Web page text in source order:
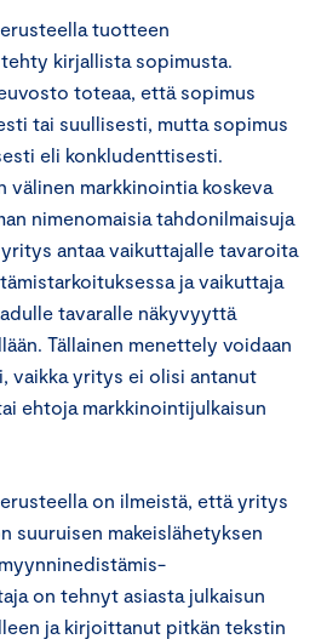
tuotteen
kirjallista sopimusta.
toteaa, että sopimus
tai suullisesti, mutta sopimus
eli konkludenttisesti.
välinen markkinointia koskeva
nimenomaisia tahdonilmaisuja
antaa vaikuttajalle tavaroita
ja vaikuttaja
tavaralle näkyvyyttä
Tällainen menettely voidaan
vaikka yritys ei olisi antanut
ehtoja markkinointijulkaisun
on ilmeistä, että yritys
suuruisen makeislähetyksen
on tehnyt asiasta julkaisun
ja kirjoittanut pitkän tekstin